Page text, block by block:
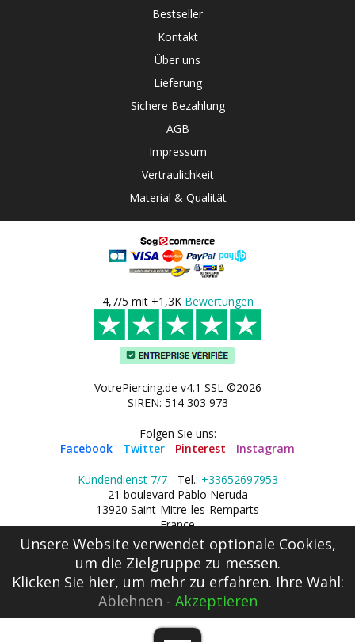
Bestseller
Kontakt
Über uns
Lieferung
Sichere Bezahlung
AGB
Impressum
Vertraulichkeit
Material & Qualität
4,7/5 mit +1,3K Bewertungen
VotrePiercing.de v4.1 SSL ©2026
SIREN: 514 303 973
Folgen Sie uns:
Facebook - Twitter - Pinterest - Instagram
Kundendienst 7/7- Tel.: +33652697953
21 boulevard Pablo Neruda
13920 Saint-Mitre-les-Remparts
France
Unsere Website verwendet optionale Cookies,
um die Zielgruppe zu messen.
Klicken Sie hier, um mehr zu erfahren. Ihre Wahl:
Ablehnen - Akzeptieren